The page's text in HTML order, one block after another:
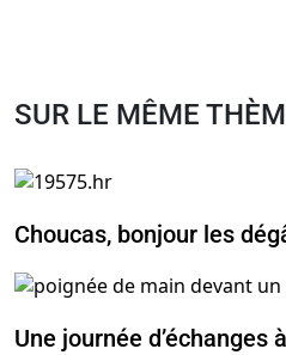
SUR LE MÊME
Choucas, bonjour les
Une journée d’échanges